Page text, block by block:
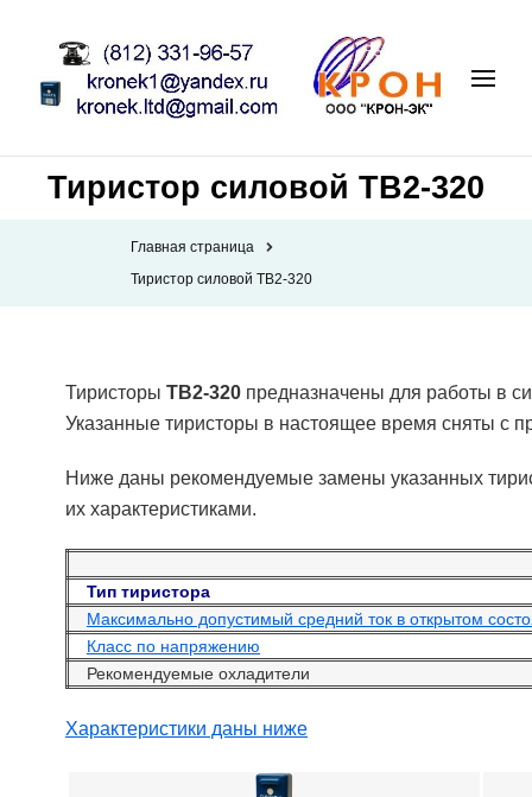
Тиристор силовой ТВ2-320
Главная страница
Тиристор силовой ТВ2-320
Тиристоры ТВ2-320 предназначены для работы в
Указанные тиристоры в настоящее время сняты с
Ниже даны рекомендуемые замены указанных
их характеристиками.
Тип тиристора
Максимально допустимый средний ток в открытом
Класс по напряжению
Рекомендуемые охладители
Характеристики даны ниже